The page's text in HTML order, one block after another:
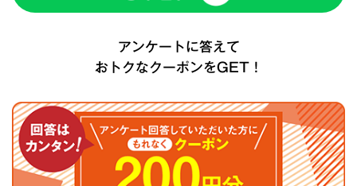
アンケートに答えて
おトクなクーポンをGET！